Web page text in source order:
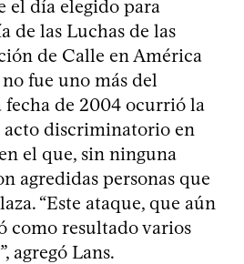
el día elegido para
de las Luchas de las
de Calle en América
fue uno más del
fecha de 2004 ocurrió la
acto discriminatorio en
el que, sin ninguna
agredidas personas que
“Este ataque, que aún
como resultado varios
agregó Lans.